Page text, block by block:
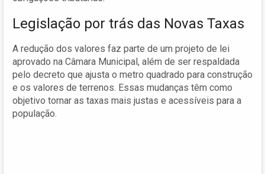
Legislação por trás das Novas Taxas
A redução dos valores faz parte de um projeto de lei
aprovado na Câmara Municipal, além de ser respaldada
pelo decreto que ajusta o metro quadrado para construção
e os valores de terrenos. Essas mudanças têm como
objetivo tornar as taxas mais justas e acessíveis para a
população.